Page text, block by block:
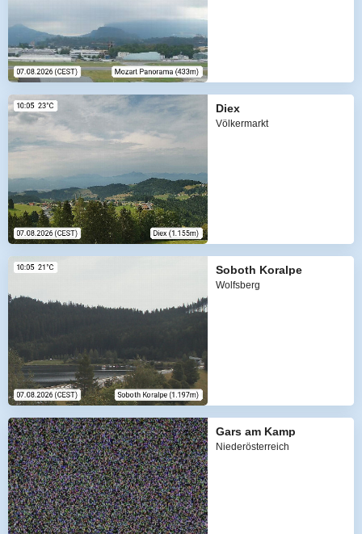
Diex
Völkermarkt
Soboth Koralpe
Wolfsberg
Gars am Kamp
Niederösterreich